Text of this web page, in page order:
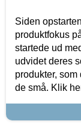
Siden
produktfokus
startede ud
udvidet deres
produkter,
de små. Klik